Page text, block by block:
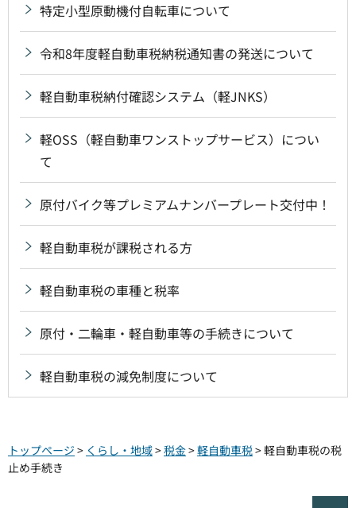
特定小型原動機付自転車について
令和8年度軽自動車税納税通知書の発送について
軽自動車税納付確認システム（軽JNKS）
軽OSS（軽自動車ワンストップサービス）につい
て
原付バイク等プレミアムナンバープレート交付中！
軽自動車税が課税される方
軽自動車税の車種と税率
原付・二輪車・軽自動車等の手続きについて
軽自動車税の減免制度について
トップページ > くらし・地域>税金>軽自動車税> 軽自動車税の税
止め手続き